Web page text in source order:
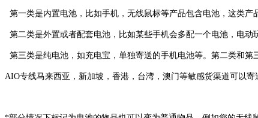
第一类是内置电池，比如手机，无线鼠标等产品包含电池，这类产
第二类是外置或者配套电池，比如某些手机会多配一个电池，电动
第三类是纯电池，如充电宝，单独寄送的手机电池等。第二类和第
AIO专线马来西亚，新加坡， 香港，台湾，澳门等敏感货渠道可以寄